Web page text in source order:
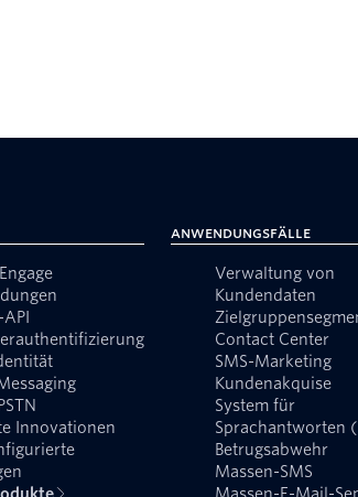
Innovationen
Anwendungsfälle
Verwaltung von
Kundendaten
Contact Center
SMS-Marketing
Kundenakquise
System für
Sprachantworten
Betrugsabwehr
Massen-SMS